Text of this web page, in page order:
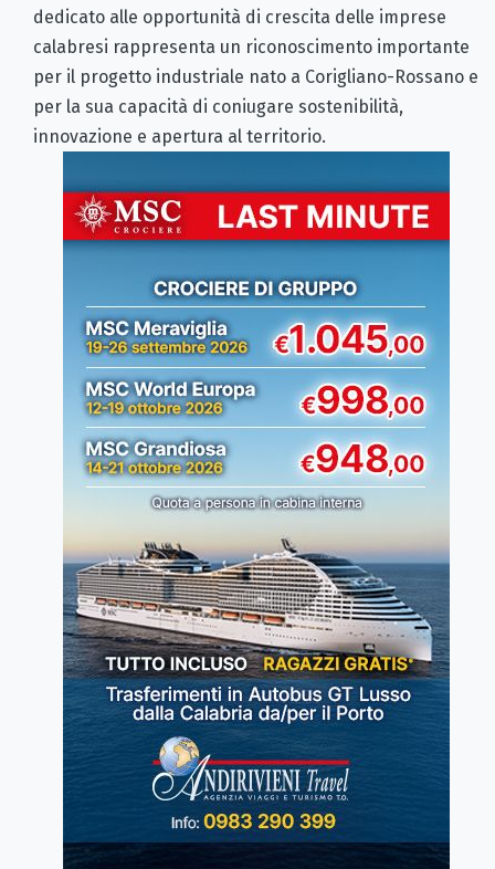
dedicato alle opportunità di crescita delle imprese
calabresi rappresenta un riconoscimento importante
per il progetto industriale nato a Corigliano-Rossano e
per la sua capacità di coniugare sostenibilità,
innovazione e apertura al territorio.